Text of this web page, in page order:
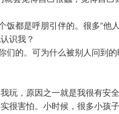
都是呼朋引伴的。很多“他
识我？
们的。可为什么被别人问到
玩，原因之一就是我很有安
很害怕。小时候，很多小孩